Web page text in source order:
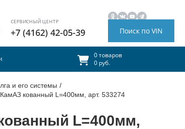
СЕРВИСНЫЙ ЦЕНТР
+7 (4162) 42-05-39 Поиск по VIN
0 товаров
0 руб.
и его системы /
кованный L=400мм, арт. 533274
L=400мм,